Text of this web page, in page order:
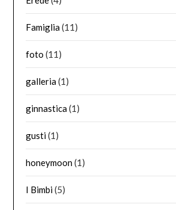
Famiglia(11)
foto (11)
galleria(1)
ginnastica(1)
gusti(1)
honeymoon(1)
I Bimbi(5)